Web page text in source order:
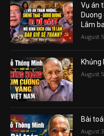
Vụ án
Duong
Lâm
August
August
Bài
August